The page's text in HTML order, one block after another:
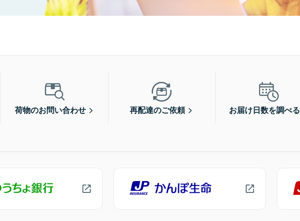
荷物のお問い合わせ 再配達のご依頼 お届け日数を調べる